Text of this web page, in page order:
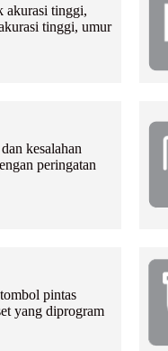
akurasi tinggi,
tinggi, umur
kesalahan
peringatan
pintas
yang diprogram